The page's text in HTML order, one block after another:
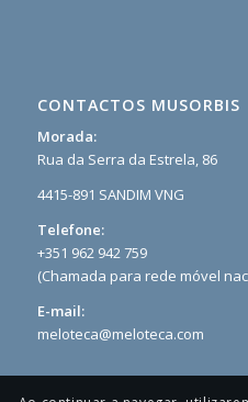
CONTACTOS MUSORBIS
Morada:
Rua da Serra da Estrela, 86
4415-891 SANDIM VNG
Telefone:
+351 962 942 759
(Chamada para rede móvel
E-mail:
meloteca@meloteca.com